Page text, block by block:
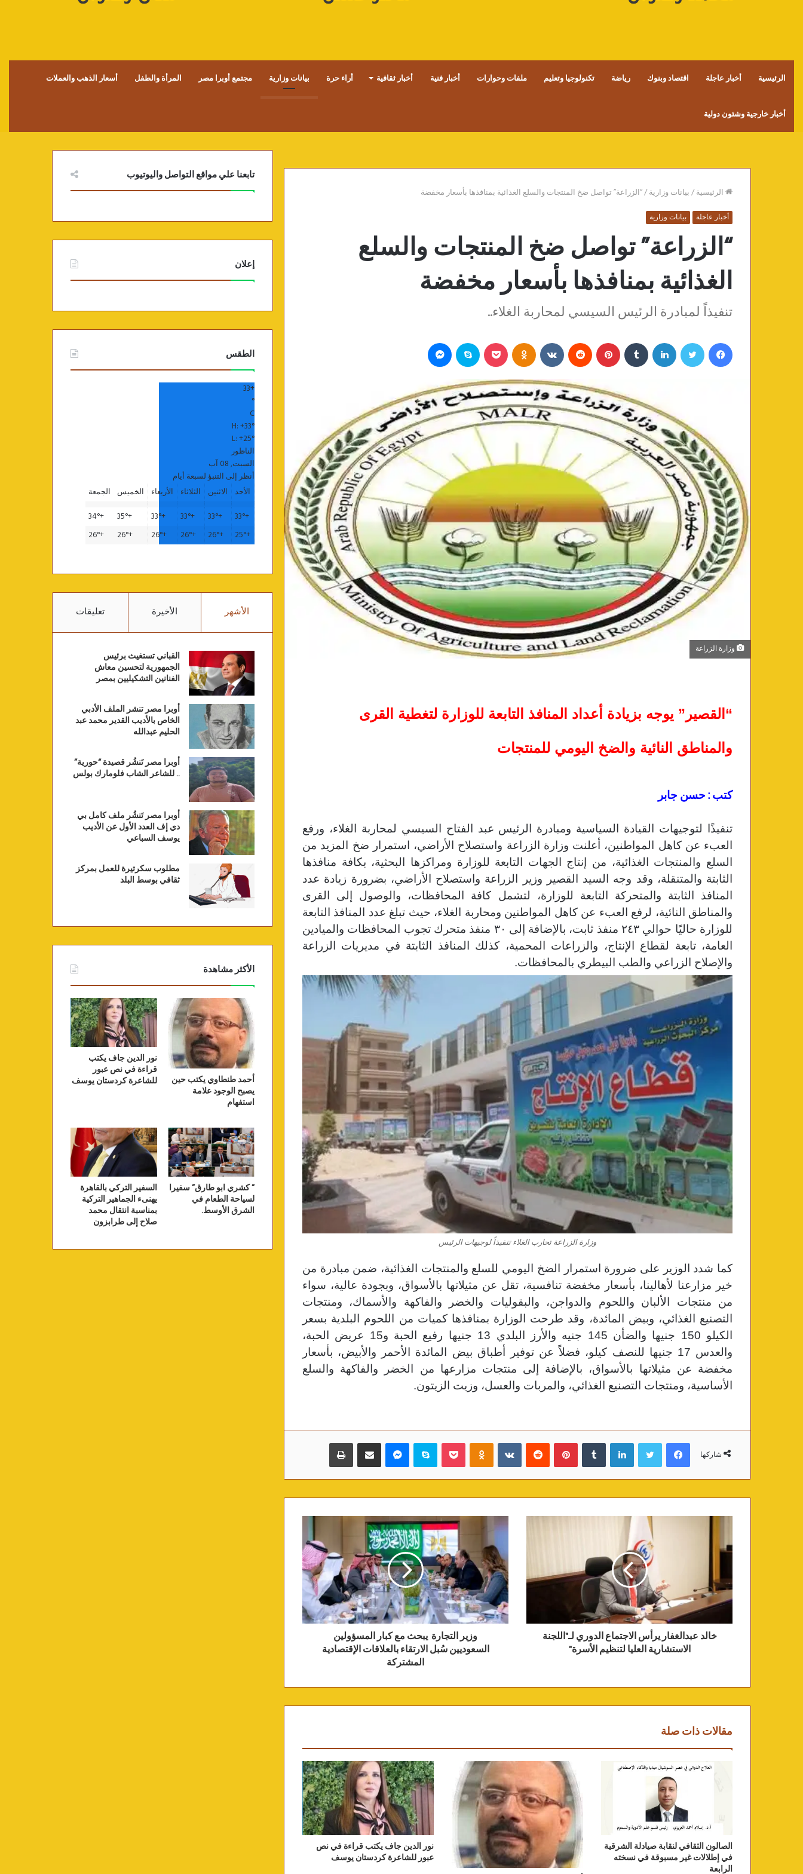
الرئيسية أخبار عاجلة اقتصاد وبنوك رياضة تكنولوجيا وتعليم ملفات وحوارات أخبار فنية أخبار ثقافية أراء حرة بيانات وزارية مجتمع أوبرا مصر المرأة والطفل أسعار الذهب والعملات
أخبار خارجية وشئون دولية
الرئيسية/بيانات وزارية/“الزراعة” تواصل ضخ المنتجات والسلع الغذائية بمنافذها بأسعار مخفضة
أخبار عاجلة بيانات وزارية
“الزراعة” تواصل ضخ المنتجات والسلع
الغذائية بمنافذها بأسعار مخفضة
تنفيذاً لمبادرة الرئيس السيسي لمحاربة الغلاء..
وزارة الزراعة
“القصير” يوجه بزيادة أعداد المنافذ التابعة للوزارة لتغطية القرى
والمناطق النائية والضخ اليومي للمنتجات
كتب : حسن جابر
تنفيذًا لتوجيهات القيادة السياسية ومبادرة الرئيس عبد الفتاح السيسي لمحاربة الغلاء، ورفع
العبء عن كاهل المواطنين، أعلنت وزارة الزراعة واستصلاح الأراضي، استمرار ضخ المزيد من
السلع والمنتجات الغذائية، من إنتاج الجهات التابعة للوزارة ومراكزها البحثية، بكافة منافذها
الثابتة والمتنقلة، وقد وجه السيد القصير وزير الزراعة واستصلاح الأراضي، بضرورة زيادة عدد
المنافذ الثابتة والمتحركة التابعة للوزارة، لتشمل كافة المحافظات، والوصول إلى القرى
والمناطق النائية، لرفع العبء عن كاهل المواطنين ومحاربة الغلاء، حيث تبلغ عدد المنافذ التابعة
للوزارة حاليًا حوالي ٢٤٣ منفذ ثابت، بالإضافة إلى ٣٠ منفذ متحرك تجوب المحافظات والميادين
العامة، تابعة لقطاع الإنتاج، والزراعات المحمية، كذلك المنافذ الثابتة في مديريات الزراعة
والإصلاح الزراعي والطب البيطري بالمحافظات.
وزارة الزراعة تحارب الغلاء تنفيذاً لوجيهات الرئيس
كما شدد الوزير على ضرورة استمرار الضخ اليومي للسلع والمنتجات الغذائية، ضمن مبادرة من
خير مزارعنا لأهالينا، بأسعار مخفضة تنافسية، تقل عن مثيلاتها بالأسواق، وبجودة عالية، سواء
من منتجات الألبان واللحوم والدواجن، والبقوليات والخضر والفاكهة والأسماك، ومنتجات
التصنيع الغذائي، وبيض المائدة، وقد طرحت الوزارة بمنافذها كميات من اللحوم البلدية بسعر
الكيلو 150 جنيها والضأن 145 جنيه والأرز البلدي 13 جنيها رفيع الحبة و15 عريض الحبة،
والعدس 17 جنيها للنصف كيلو، فضلاً عن توفير أطباق بيض المائدة الأحمر والأبيض، بأسعار
مخفضة عن مثيلاتها بالأسواق، بالإضافة إلى منتجات مزارعها من الخضر والفاكهة والسلع
الأساسية، ومنتجات التصنيع الغذائي، والمربات والعسل، وزيت الزيتون.
شاركها
فيسبوك لينكدإن بينتيريست بوكيت سكايب
خالد عبدالغفار يرأس الاجتماع الدوري لـ"اللجنة
الاستشارية العليا لتنظيم الأسرة"
وزير التجارة يبحث مع كبار المسؤولين
السعوديين سُبل الارتقاء بالعلاقات الإقتصادية
المشتركة
مقالات ذات صلة
الصالون الثقافي لنقابة صيادلة الشرقية
في إطلالات غير مسبوقة في نسخته
الرابعة
نور الدين جاف يكتب قراءة في نص
عبور للشاعرة كردستان يوسف
تابعنا علي مواقع التواصل واليوتيوب
إعلان
الطقس
+
33
°
C
H:+33°
L:+25°
الناظور
السبت, 08 آب
أنظر إلى التنبؤ لسبعة أيام
الأحد
الاثنين الثلاثاء الأربعاء الخميس الجمعة
+
33°
+
33°
+
33°
+
33°
+
35°
+
34°
+
25°
+
26°
+
26°
+
26°
+
26°
+
26°
الأشهر الأخيرة تعليقات
القباني تستغيث برئيس
الجمهورية لتحسين معاش
الفنانين التشكيليين بمصر
أوبرا مصر تنشر الملف الأدبي
الخاص بالأديب القدير محمد عبد
الحليم عبدالله
أوبرا مصر تَنشُر قصيدة “حورية”
.. للشاعر الشاب فلومارك بولس
أوبرا مصر تَنشُر ملف كامل بي
دي إف العدد الأول عن الأديب
يوسف السباعي
مطلوب سكرتيرة للعمل بمركز
ثقافي بوسط البلد
الأكثر مشاهدة
أحمد طنطاوي يكتب حين
يصبح الوجود علامة
استفهام
نور الدين جاف يكتب
قراءة في نص عبور
للشاعرة كردستان يوسف
” كشري ابو طارق” سفيرا
لسياحة الطعام في
الشرق الأوسط.
السفير التركي بالقاهرة
يهنىء الجماهير التركية
بمناسبة انتقال محمد
صلاح إلى طرابزون